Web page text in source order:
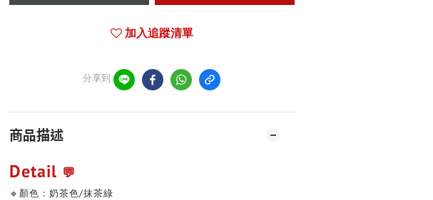
加入追蹤清單
分享到
商品描述
Detail 💬
🔹顏色：奶茶色/抹茶綠